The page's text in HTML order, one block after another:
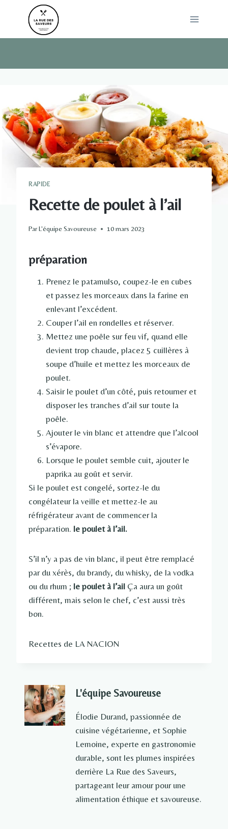
RAPIDE
Recette de poulet à l’ail
ParL'équipe Savoureuse 10 mars 2023
préparation
Prenez le patamulso, coupez-le en cubes
et passez les morceaux dans la farine en
enlevant l’excédent.
Couper l’ail en rondelles et réserver.
Mettez une poêle sur feu vif, quand elle
devient trop chaude, placez 5 cuillères à
soupe d’huile et mettez les morceaux de
poulet.
Saisir le poulet d’un côté, puis retourner et
disposer les tranches d’ail sur toute la
poêle.
Ajouter le vin blanc et attendre que l’alcool
s’évapore.
Lorsque le poulet semble cuit, ajouter le
paprika au goût et servir.
Si le poulet est congelé, sortez-le du
congélateur la veille et mettez-le au
réfrigérateur avant de commencer la
préparation. le poulet à l’ail.
S’il n’y a pas de vin blanc, il peut être remplacé
par du xérès, du brandy, du whisky, de la vodka
ou du rhum ; le poulet à l’ail Ça aura un goût
différent, mais selon le chef, c’est aussi très
bon.
Recettes de LA NACION
L'équipe Savoureuse
Élodie Durand, passionnée de
cuisine végétarienne, et Sophie
Lemoine, experte en gastronomie
durable, sont les plumes inspirées
derrière La Rue des Saveurs,
partageant leur amour pour une
alimentation éthique et savoureuse.